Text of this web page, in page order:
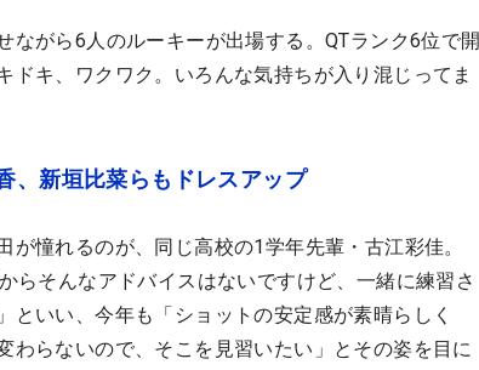
ながら6人のルーキーが出場する。QTランク6位で開
キ、ワクワク。いろんな気持ちが入り混じってま
、新垣比菜らもドレスアップ
憧れるのが、同じ高校の1学年先輩・古江彩佳。
らそんなアドバイスはないですけど、一緒に練習さ
いい、今年も「ショットの安定感が素晴らしく
わらないので、そこを見習いたい」とその姿を目に